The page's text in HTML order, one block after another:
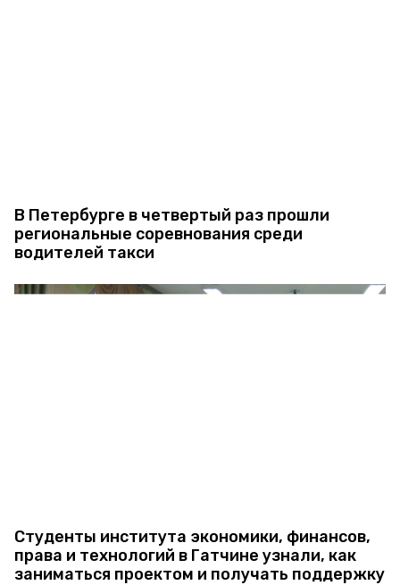
В Петербурге в четвертый раз прошли
региональные соревнования среди
водителей такси
Студенты института экономики, финансов,
права и технологий в Гатчине узнали, как
заниматься проектом и получать поддержку